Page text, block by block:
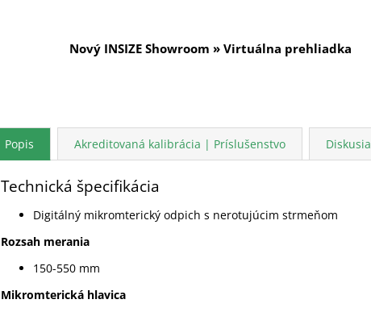
Nový INSIZE Showroom » Virtuálna prehliadka
Popis Akreditovaná kalibrácia | Príslušenstvo Diskusia
Technická špecifikácia
Digitálný mikromterický odpich s nerotujúcim strmeňom
Rozsah merania
150-550 mm
Mikromterická hlavica